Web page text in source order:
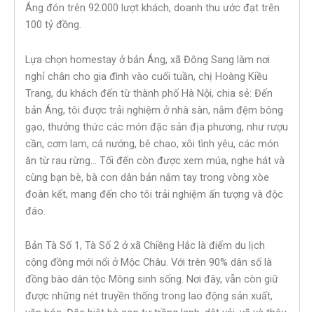
Áng đón trên 92.000 lượt khách, doanh thu ước đạt trên
100 tỷ đồng.
Lựa chọn homestay ở bản Áng, xã Đông Sang làm nơi
nghỉ chân cho gia đình vào cuối tuần, chị Hoàng Kiều
Trang, du khách đến từ thành phố Hà Nội, chia sẻ: Đến
bản Áng, tôi được trải nghiệm ở nhà sàn, nằm đệm bông
gạo, thưởng thức các món đặc sản địa phương, như rượu
cần, cơm lam, cá nướng, bê chao, xôi tình yêu, các món
ăn từ rau rừng… Tối đến còn được xem múa, nghe hát và
cùng bạn bè, bà con dân bản nắm tay trong vòng xòe
đoàn kết, mang đến cho tôi trải nghiệm ấn tượng và độc
đáo.
Bản Tà Số 1, Tà Số 2 ở xã Chiềng Hắc là điểm du lịch
cộng đồng mới nổi ở Mộc Châu. Với trên 90% dân số là
đồng bào dân tộc Mông sinh sống. Nơi đây, vẫn còn giữ
được những nét truyền thống trong lao động sản xuất,